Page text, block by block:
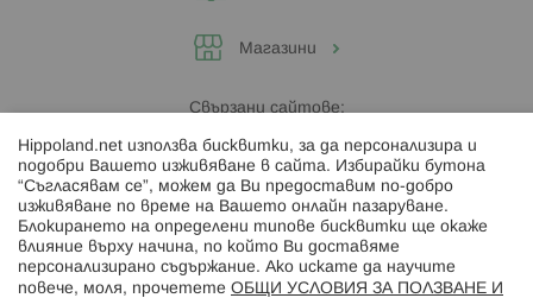
Магазини
Свързани сайтове:
Hippoland.ro
Последвайте ни:
Hippoland.net използва бисквитки, за да персонализира и
подобри Вашето изживяване в сайта. Избирайки бутона
“Съгласявам се”, можем да Ви предоставим по-добро
изживяване по време на Вашето онлайн пазаруване.
Блокирането на определени типове бисквитки ще окаже
влияние върху начина, по който Ви доставяме
персонализирано съдържание. Ако искате да научите
повече, моля, прочетете ОБЩИ УСЛОВИЯ ЗА ПОЛЗВАНЕ И